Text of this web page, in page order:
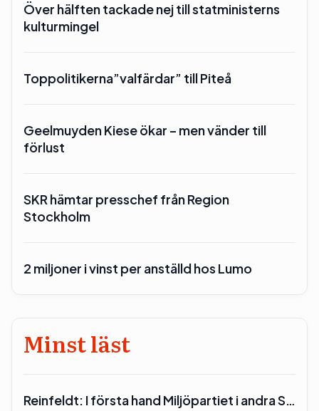
Över hälften tackade nej till statministerns
kulturmingel
Toppolitikerna”valfärdar” till Piteå
Geelmuyden Kiese ökar – men vänder till
förlust
SKR hämtar presschef från Region
Stockholm
2 miljoner i vinst per anställd hos Lumo
Minst läst
Reinfeldt: I första hand Miljöpartiet i andra S…